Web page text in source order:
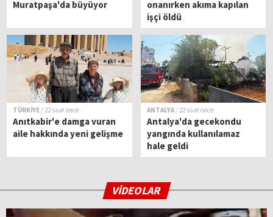
Muratpaşa'da büyüyor
onanırken akıma kapılan
işçi öldü
TÜRKİYE / 22 saat önce
Anıtkabir'e damga vuran
aile hakkında yeni gelişme
ANTALYA / 22 saat önce
Antalya'da gecekondu
yangında kullanılamaz
hale geldi
VİDEOLAR